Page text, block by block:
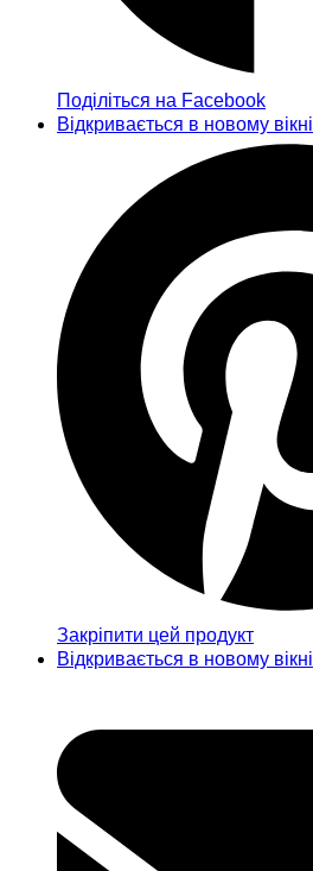
Поділіться на Facebook
Відкривається в новому вікні
Закріпити цей продукт
Відкривається в новому вікні